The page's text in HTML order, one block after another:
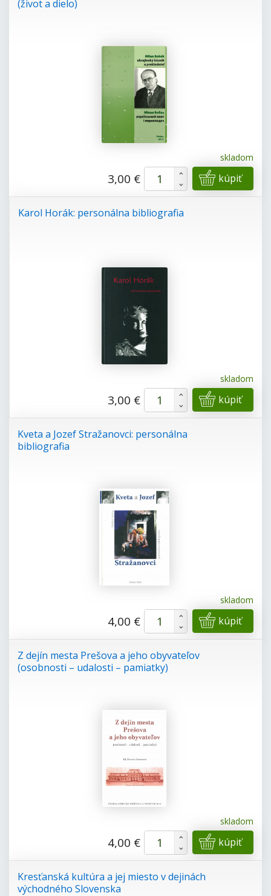
(život a dielo)
skladom
+
-
kúpiť
3,00 €
Karol Horák: personálna bibliografia
skladom
+
-
kúpiť
3,00 €
Kveta a Jozef Stražanovci: personálna
bibliografia
skladom
+
-
kúpiť
4,00 €
Z dejín mesta Prešova a jeho obyvateľov
(osobnosti – udalosti – pamiatky)
skladom
+
-
kúpiť
4,00 €
Kresťanská kultúra a jej miesto v dejinách
východného Slovenska